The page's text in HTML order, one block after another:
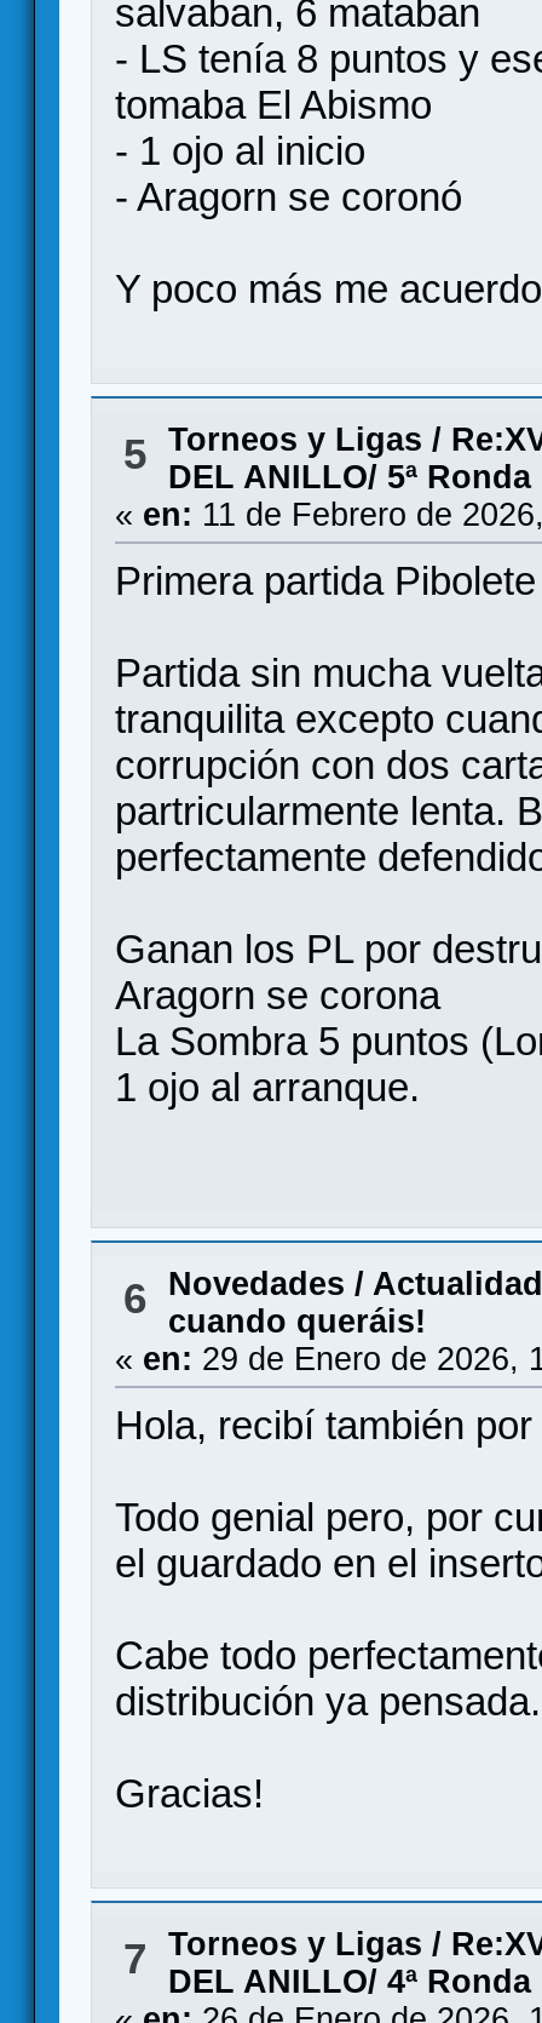
salvaban, 6 mataban
- LS tenía 8 puntos y
tomaba El Abismo
- 1 ojo al inicio
- Aragorn se coronó
Y poco más me acuerdo
5 Torneos y Ligas /
DEL ANILLO/ 5ª Ronda
« en: 11 de Febrero de
Primera partida
Partida sin mucha
tranquilita excepto
corrupción con dos
partricularmente lenta.
perfectamente
Ganan los PL por
Aragorn se corona
La Sombra 5 puntos
1 ojo al arranque.
6
Novedades / Actualidad
cuando queráis!
« en: 29 de Enero de 2026,
Hola, recibí también
Todo genial pero, por
el guardado en el
Cabe todo
distribución ya pensada.
Gracias!
7 Torneos y Ligas /
DEL ANILLO/ 4ª Ronda